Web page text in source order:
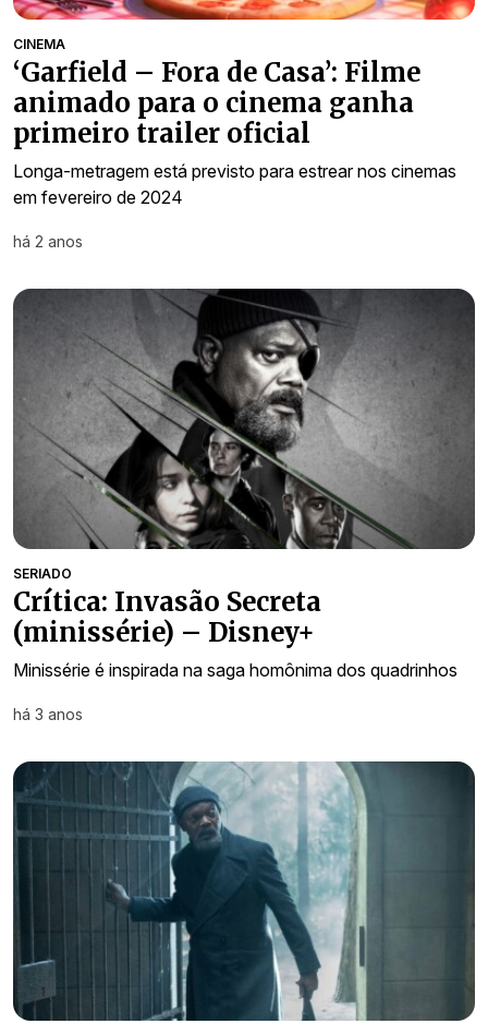
CINEMA
‘Garfield – Fora de Casa’: Filme
animado para o cinema ganha
primeiro trailer oficial
Longa-metragem está previsto para estrear nos cinemas
em fevereiro de 2024
há 2 anos
SERIADO
Crítica: Invasão Secreta
(minissérie) – Disney+
Minissérie é inspirada na saga homônima dos quadrinhos
há 3 anos